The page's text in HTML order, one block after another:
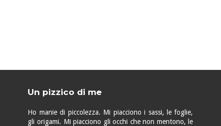
Un pizzico di me
Ho manie di piccolezza. Mi piacciono i sassi, le foglie,
gli origami. Mi piacciono gli occhi che non mentono, le